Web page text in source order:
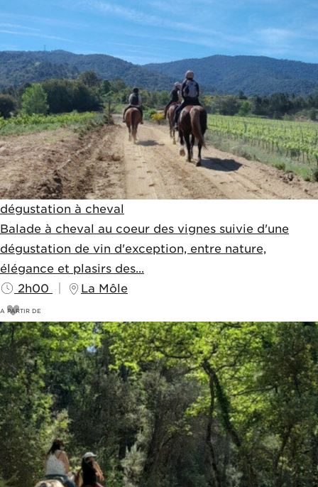
dégustation à cheval
Balade à cheval au coeur des vignes suivie d'une
dégustation de vin d'exception, entre nature,
élégance et plasirs des...
2h00
La Môle
A PARTIR DE
65€
70€